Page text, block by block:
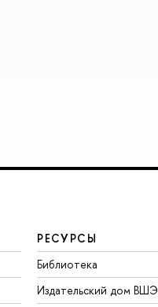
РЕСУРСЫ
Библиотека
Издательский дом ВШЭ